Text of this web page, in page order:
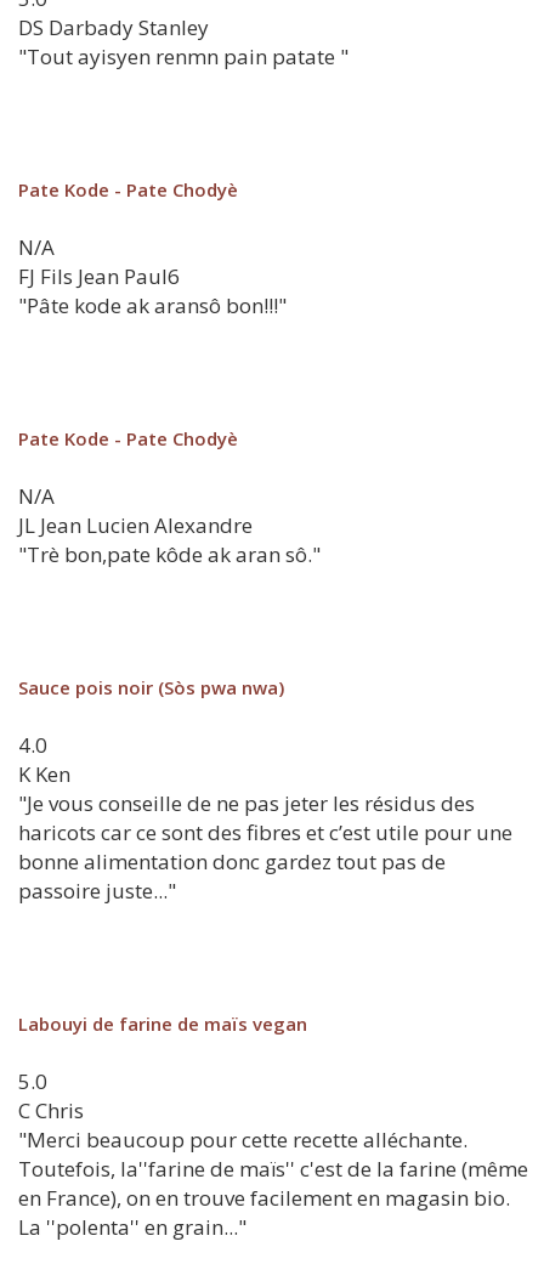
DS Darbady Stanley
"Tout ayisyen renmn pain patate "
Pate Kode - Pate Chodyè
N/A
FJ Fils Jean Paul6
"Pâte kode ak aransô bon!!!"
Pate Kode - Pate Chodyè
N/A
JL Jean Lucien Alexandre
"Trè bon,pate kôde ak aran sô."
Sauce pois noir (Sòs pwa nwa)
4.0
K Ken
"Je vous conseille de ne pas jeter les résidus des
haricots car ce sont des fibres et c’est utile pour une
bonne alimentation donc gardez tout pas de
passoire juste..."
Labouyi de farine de maïs vegan
5.0
CChris
"Merci beaucoup pour cette recette alléchante.
Toutefois, la''farine de maïs'' c'est de la farine (même
en France), on en trouve facilement en magasin bio.
La ''polenta'' en grain..."